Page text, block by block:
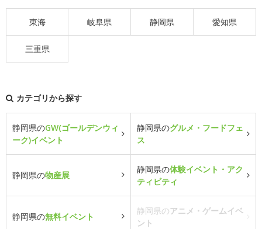
東海 岐阜県 静岡県 愛知県
三重県
カテゴリから探す
静岡県のGW(ゴールデンウィ
ーク)イベント
静岡県のグルメ・フードフェ
ス
静岡県の物産展
静岡県の体験イベント・アク
ティビティ
静岡県の無料イベント
静岡県のアニメ・ゲームイベ
ント